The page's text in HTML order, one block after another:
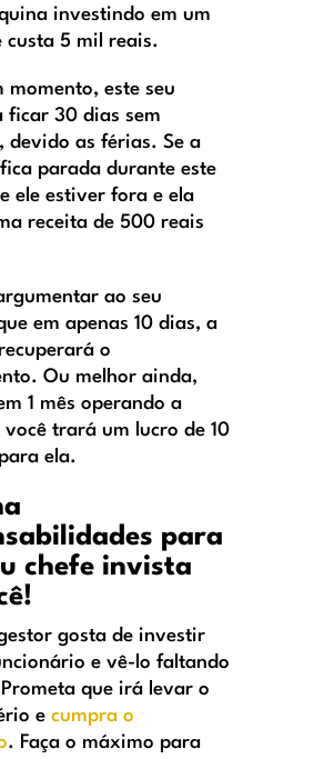
investindo em um
custa 5 mil reais.
momento, este seu
ficar 30 dias sem
devido as férias. Se a
parada durante este
ele estiver fora e ela
receita de 500 reais
ao seu
em apenas 10 dias, a
o
Ou melhor ainda,
1 mês operando a
trará um lucro de 10
ela.
para
chefe invista
gosta de investir
e vê-lo faltando
que irá levar o
e cumpra o
. Faça o máximo para